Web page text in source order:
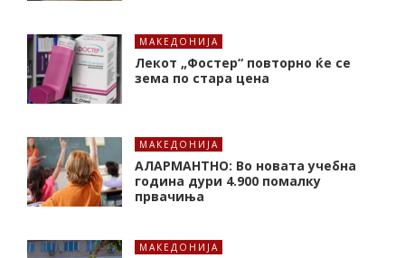
МАКЕДОНИЈА
Лекот „Фостер“ повторно ќе се
зема по стара цена
МАКЕДОНИЈА
АЛАРМАНТНО: Во новата учебна
година дури 4.900 помалку
првачиња
МАКЕДОНИЈА